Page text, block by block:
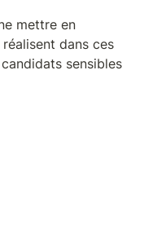
mettre en
dans ces
sensibles